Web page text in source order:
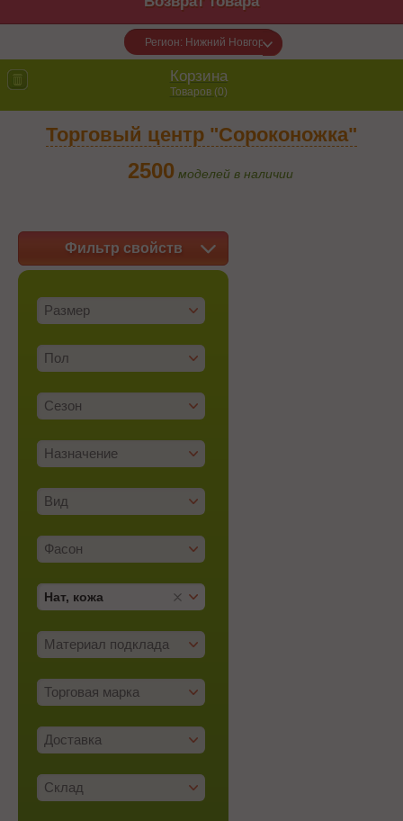
Регион: Нижний Новгород
Корзина
Товаров (0)
Торговый центр "Сороконожка"
2500 моделей в наличии
Фильтр свойств
Размер
Пол
Сезон
Назначение
Вид
Фасон
Нат, кожа
Материал подклада
Торговая марка
Доставка
Склад